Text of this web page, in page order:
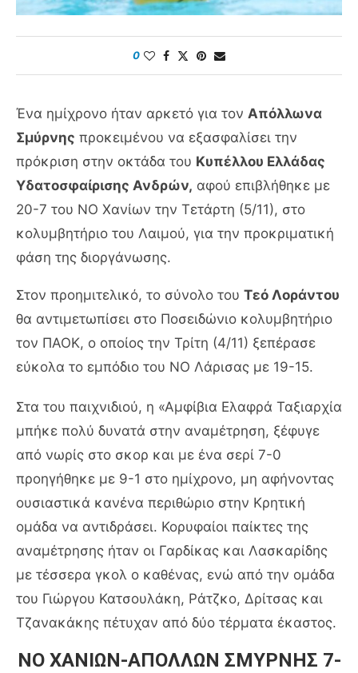
0
Ένα ημίχρονο ήταν αρκετό για τον Απόλλωνα
Σμύρνης προκειμένου να εξασφαλίσει την
πρόκριση στην οκτάδα του Κυπέλλου Ελλάδας
Υδατοσφαίρισης Ανδρών, αφού επιβλήθηκε με
20-7 του ΝΟ Χανίων την Τετάρτη (5/11), στο
κολυμβητήριο του Λαιμού, για την προκριματική
φάση της διοργάνωσης.
Στον προημιτελικό, το σύνολο του Τεό Λοράντου
θα αντιμετωπίσει στο Ποσειδώνιο κολυμβητήριο
τον ΠΑΟΚ, ο οποίος την Τρίτη (4/11) ξεπέρασε
εύκολα το εμπόδιο του ΝΟ Λάρισας με 19-15.
Στα του παιχνιδιού, η «Αμφίβια Ελαφρά Ταξιαρχία
μπήκε πολύ δυνατά στην αναμέτρηση, ξέφυγε
από νωρίς στο σκορ και με ένα σερί 7-0
προηγήθηκε με 9-1 στο ημίχρονο, μη αφήνοντας
ουσιαστικά κανένα περιθώριο στην Κρητική
ομάδα να αντιδράσει. Κορυφαίοι παίκτες της
αναμέτρησης ήταν οι Γαρδίκας και Λασκαρίδης
με τέσσερα γκολ ο καθένας, ενώ από την ομάδα
του Γιώργου Κατσουλάκη, Ράτζκο, Δρίτσας και
Τζανακάκης πέτυχαν από δύο τέρματα έκαστος.
ΝΟ ΧΑΝΙΩΝ-ΑΠΟΛΛΩΝ ΣΜΥΡΝΗΣ 7-